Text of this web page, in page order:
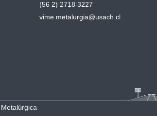
(56 2) 2718 3227
vime.metalurgia@usach.cl